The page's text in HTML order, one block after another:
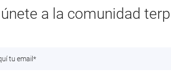
únete a la comunidad